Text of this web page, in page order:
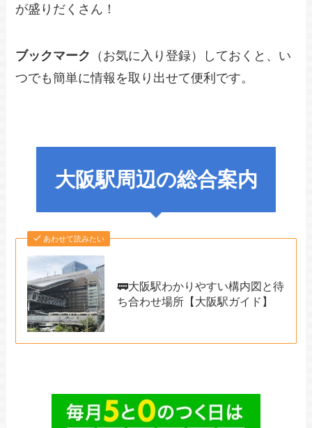
が盛りだくさん！
ブックマーク
（お気に入り登録）しておくと、い
つでも簡単に情報を取り出せて便利です。
大阪駅周辺の総合案内
あわせて読みたい
🚃大阪駅わかりやすい構内図と待
ち合わせ場所【大阪駅ガイド】